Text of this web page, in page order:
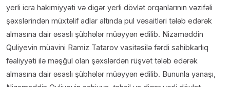
yerli icra hakimiyyəti və digər yerli dövlət orqanlarının vəzifəli
şəxslərindən müxtəlif adlar altında pul vəsaitləri tələb edərək
almasına dair əsaslı şübhələr müəyyən edilib. Nizaməddin
Quliyevin müavini Ramiz Tatarov vasitəsilə fərdi sahibkarlıq
fəaliyyəti ilə məşğul olan şəxslərdən rüşvət tələb edərək
almasına dair əsaslı şübhələr müəyyən edilib. Bununla yanaşı,